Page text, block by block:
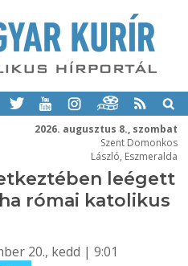
2026. augusztus 8., szombat
Szent Domonkos
László, Eszmeralda
leégett
római katolikus
20., kedd | 9:01